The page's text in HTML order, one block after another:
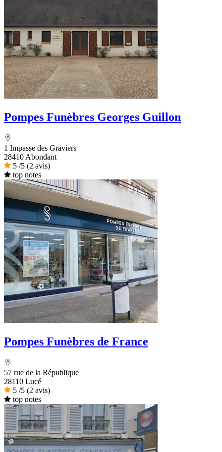
Pompes Funèbres Georges Guillon
1 Impasse des Graviers
28410 Abondant
5 /5 (2 avis)
top notes
Pompes Funèbres de France
57 rue de la République
28110 Lucé
5 /5 (2 avis)
top notes